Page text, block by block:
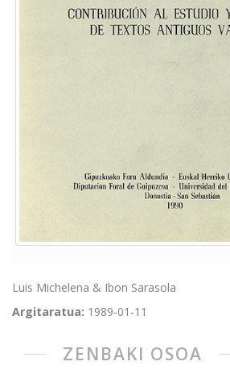
Luis Michelena & Ibon Sarasola
Argitaratua: 1989-01-11
ZENBAKI OSOA